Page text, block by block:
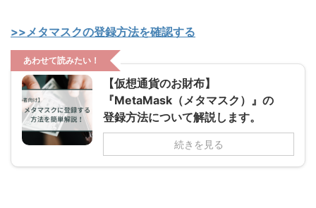
>>メタマスクの登録方法を確認する
あわせて読みたい！
【仮想通貨のお財布】
『MetaMask（メタマスク）』の
登録方法について解説します。
続きを見る